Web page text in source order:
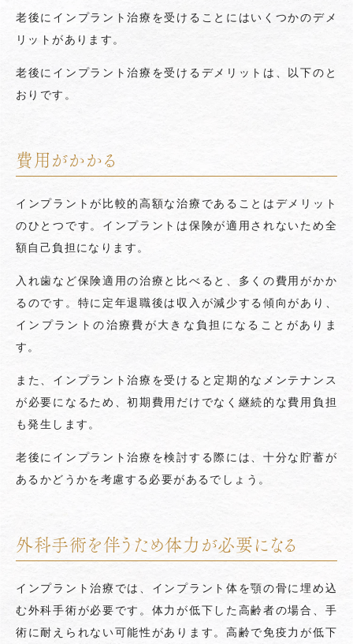
老後にインプラント治療を受けることにはいくつかのデメ
リットがあります。
老後にインプラント治療を受けるデメリットは、以下のと
おりです。
費用がかかる
インプラントが比較的高額な治療であることはデメリット
のひとつです。インプラントは保険が適用されないため全
額自己負担になります。
入れ歯など保険適用の治療と比べると、多くの費用がかか
るのです。特に定年退職後は収入が減少する傾向があり、
インプラントの治療費が大きな負担になることがありま
す。
また、インプラント治療を受けると定期的なメンテナンス
が必要になるため、初期費用だけでなく継続的な費用負担
も発生します。
老後にインプラント治療を検討する際には、十分な貯蓄が
あるかどうかを考慮する必要があるでしょう。
外科手術を伴うため体力が必要になる
インプラント治療では、インプラント体を顎の骨に埋め込
む外科手術が必要です。体力が低下した高齢者の場合、手
術に耐えられない可能性があります。高齢で免疫力が低下